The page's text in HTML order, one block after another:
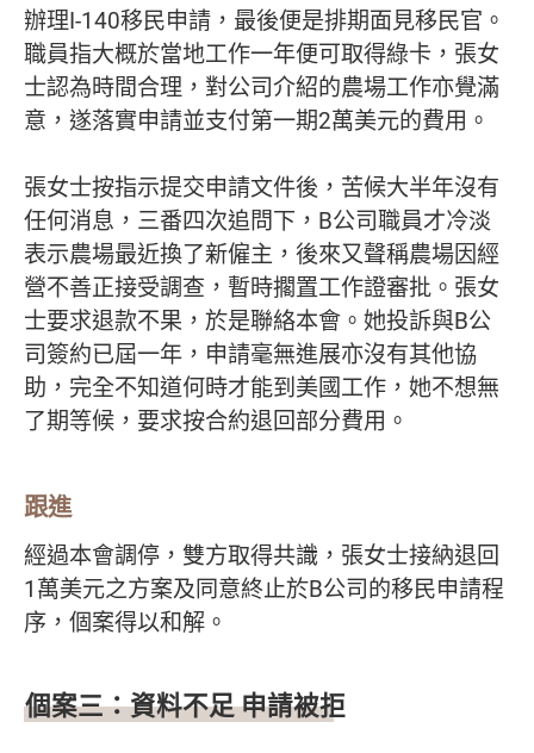
辦理I-140移民申請，最後便是排期面見移民官。
職員指大概於當地工作一年便可取得綠卡，張女
士認為時間合理，對公司介紹的農場工作亦覺滿
意，遂落實申請並支付第一期2萬美元的費用。
張女士按指示提交申請文件後，苦候大半年沒有
任何消息，三番四次追問下，B公司職員才冷淡
表示農場最近換了新僱主，後來又聲稱農場因經
營不善正接受調查，暫時擱置工作證審批。張女
士要求退款不果，於是聯絡本會。她投訴與B公
司簽約已屆一年，申請毫無進展亦沒有其他協
助，完全不知道何時才能到美國工作，她不想無
了期等候，要求按合約退回部分費用。
跟進
經過本會調停，雙方取得共識，張女士接納退回
1萬美元之方案及同意終止於B公司的移民申請程
序，個案得以和解。
個案三：資料不足 申請被拒